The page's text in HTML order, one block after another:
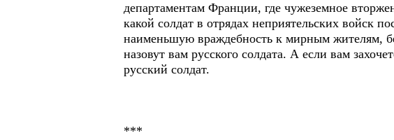
департаментам Франции, где чужеземное
какой солдат в отрядах неприятельских войск
наименьшую враждебность к мирным жителям,
назовут вам русского солдата. А если вам
русский солдат.
***